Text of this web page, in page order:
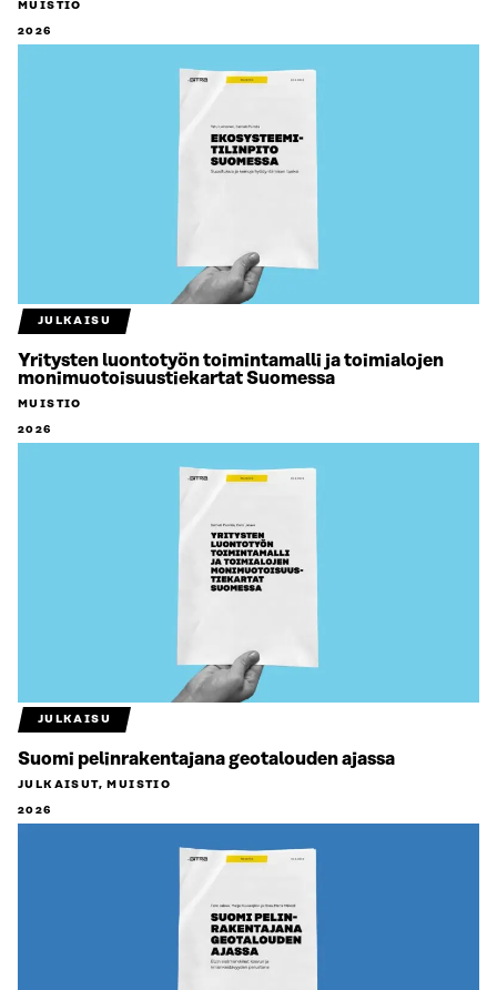
MUISTIO
2026
JULKAISU
Yritysten luontotyön toimintamalli ja toimialojen
monimuotoisuustiekartat Suomessa
MUISTIO
2026
JULKAISU
Suomi pelinrakentajana geotalouden ajassa
JULKAISUT, MUISTIO
2026